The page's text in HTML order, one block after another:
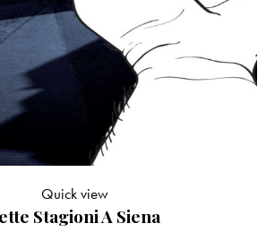
Stagioni A Siena
Quick view